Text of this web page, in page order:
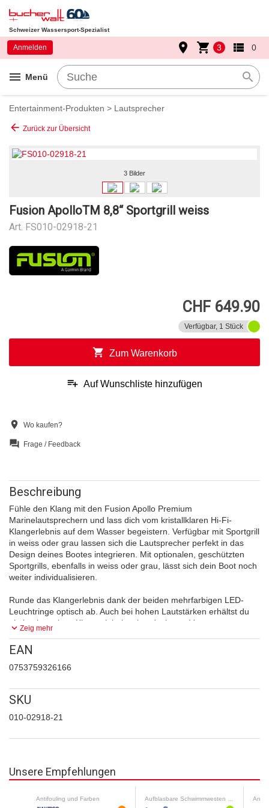
Schweizer Wassersport-Spezialist
menu Menü search
Anmelden place shopping_cart 3 view_list 0
Entertainment-Produkten > Lautsprecher
arrow_back Zurück zur Übersicht
3 Bilder
Fusion ApolloTM 8,8“ Sportgrill weiss
Art. FS010-02918-21
CHF 649.90
Verfügbar, 1 Stück
shopping_cart Zum Warenkorb
playlist_add Auf Wunschliste hinzufügen
location_on Wo kaufen?
question_answer Frage / Feedback
Beschreibung
Fühle den Klang mit den Fusion Apollo Premium
Marinelautsprechern und lass dich vom kristallklaren Hi-Fi-
Klangerlebnis auf dem Wasser begeistern. Verfügbar mit Sportgrill
in weiss oder grau lassen sich die Lautsprecher perfekt in das
Design deines Bootes integrieren. Mit optionalen, geschützten
Sportgrills, ebenfalls in weiss oder grau, lässt sich dein Boot noch
weiter individualisieren.
Runde das Klangerlebnis dank der beiden mehrfarbigen LED-
Leuchtringe optisch ab. Auch bei hohen Lautstärken erhältst du
ein hochwertiges Klangerlebnis mit reduzierten Verzerrungen
dank des optimierten Lautsprecheraufbaus. Nutze die einfach zu
installierenden Lautsprecher zusammen mit optionalen Fusion
Apollo Verstärkern. Die Marinelautsprecher sind nach
Schutzklasse IP66 / IP67 und nach ISO 12216-Norm zertifiziert
Anschlüsse, um den harten Bedingungen auf See standzuhalten.
HIGHLIGHTS
Austauschbare Grills
Mehrfarbige LED-Leuchtringe
Einfache Montage
keyboard_arrow_down Zeig mehr
EAN
0753759326166
SKU
010-02918-21
Unsere Empfehlungen
Antifouling und Farben